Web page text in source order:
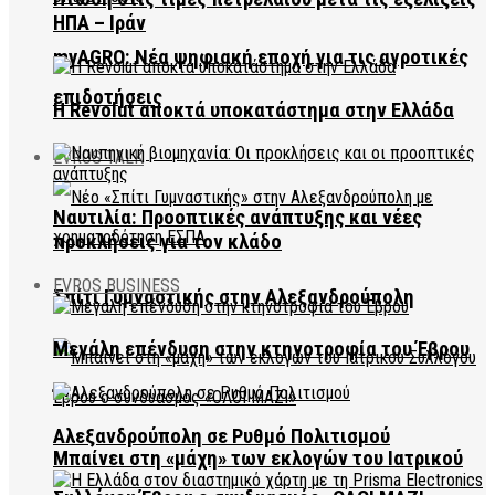
myAGRO: Νέα ψηφιακή εποχή για τις αγροτικές
επιδοτήσεις
EVROS TALK
Σπίτι Γυμναστικής στην Αλεξανδρούπολη
Μπαίνει στη «μάχη» των εκλογών του Ιατρικού
ΗΠΑ – Ιράν
Η Revolut αποκτά υποκατάστημα στην Ελλάδα
Ναυτιλία: Προοπτικές ανάπτυξης και νέες
προκλήσεις για τον κλάδο
EVROS BUSINESS
Μεγάλη επένδυση στην κτηνοτροφία του Έβρου
Αλεξανδρούπολη σε Ρυθμό Πολιτισμού